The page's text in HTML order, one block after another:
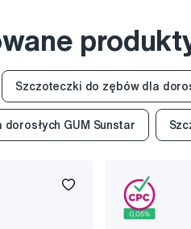
Szczoteczki do zębów dla
GUM Sunstar